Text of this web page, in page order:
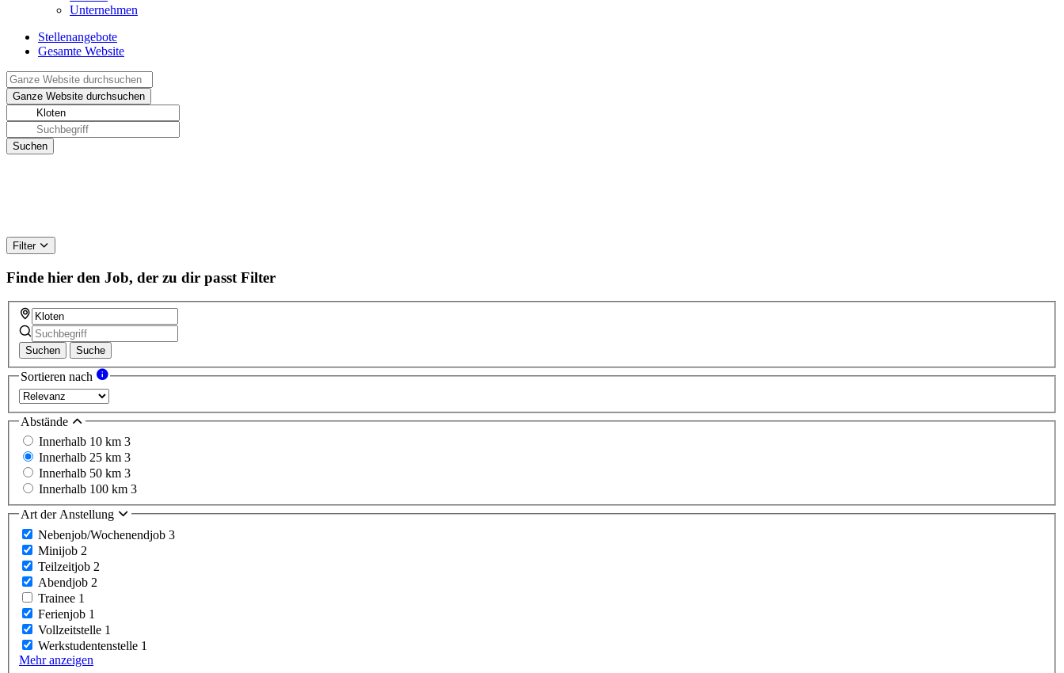
Unternehmen
Stellenangebote
Gesamte Website
Filter
Finde hier den Job, der zu dir passt Filter
Suchen Suche
Sortieren nach
Abstände
Innerhalb 10 km 3
Innerhalb 25 km 3
Innerhalb 50 km 3
Innerhalb 100 km 3
Art der Anstellung
Nebenjob/Wochenendjob 3
Minijob 2
Teilzeitjob 2
Abendjob 2
Trainee 1
Ferienjob 1
Vollzeitstelle 1
Werkstudentenstelle 1
Mehr anzeigen